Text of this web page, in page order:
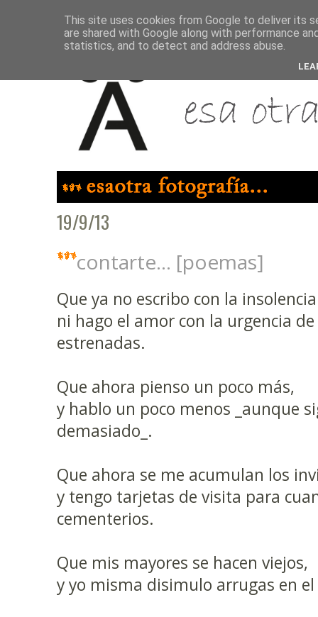
19/9/13
contarte... [poemas]
Que ya no escribo con la
ni hago el amor con la urgencia
estrenadas.
Que ahora pienso un poco más,
y hablo un poco menos _aunque
demasiado_.
Que ahora se me acumulan los
y tengo tarjetas de visita para
cementerios.
Que mis mayores se hacen viejos,
y yo misma disimulo arrugas en el
This site uses cookies from Google to deliver its
are shared with Google along with performance
statistics, and to detect and address abuse.